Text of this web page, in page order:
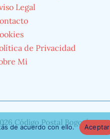
Legal
de Privacidad
Mi
Código Postal Bogotá
de acuerdo con ello. Aceptar